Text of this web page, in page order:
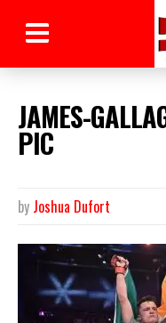
JAMES-
PIC
by Joshua Dufort